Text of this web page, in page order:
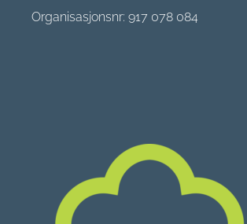
Organisasjonsnr: 917 078 084